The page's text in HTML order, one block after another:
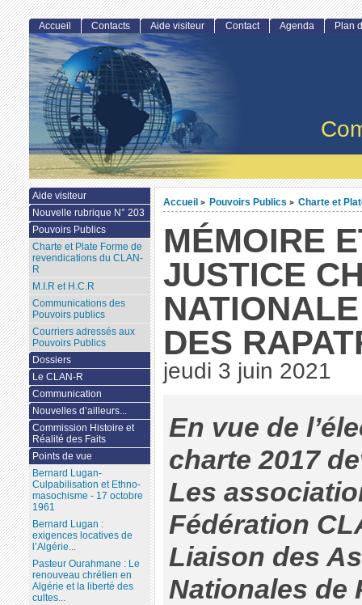
Accueil > Pouvoirs Publics > Charte et
MÉMOIRE
JUSTICE
DES
jeudi 3 juin 2021
En vue de
charte 2017
Les
Fédération
Liaison des
Nationales de
Accueil Contacts Aide visiteur Contact Agenda Plan
Aide visiteur
Nouvelle rubrique N° 203
Pouvoirs Publics
Charte et Plate Forme de
revendications du CLAN-
R
M.I.R et H.C.R
Communications des
Pouvoirs publics
Courriers adressés aux
Pouvoirs Publics
Dossiers
Le CLAN-R
Communication
Nouvelles d’ailleurs...
Commission Histoire et
Réalité des Faits
Points de vue
Bernard Lugan-
Culpabilisation et Ethno-
masochisme - 17 octobre
1961
Bernard Lugan :
exigences locatives de
l’Algérie...
Pasteur Ourahmane : Le
renouveau chrétien en
Algérie et la liberté des
cultes...